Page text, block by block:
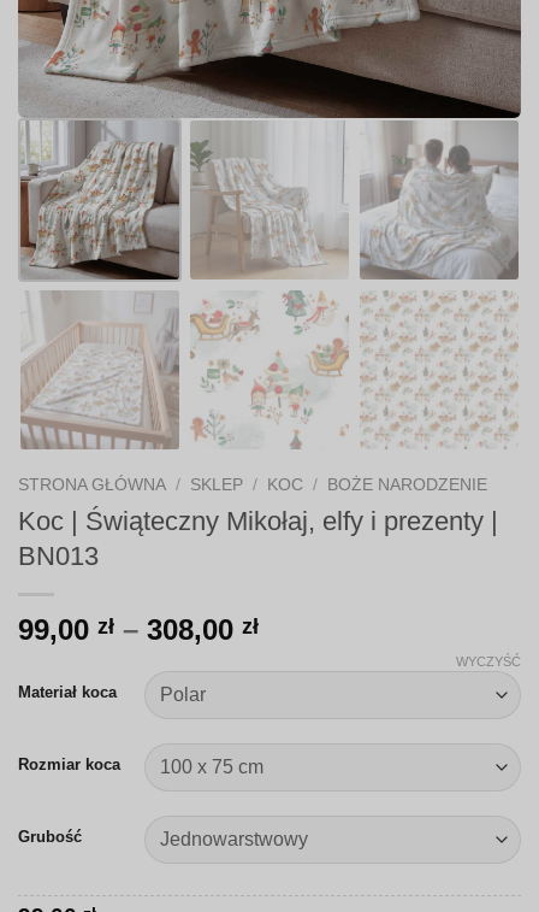
STRONA GŁÓWNA / SKLEP / KOC / BOŻE NARODZENIE
Koc | Świąteczny Mikołaj, elfy i prezenty |
BN013
99,00 zł – 308,00 złZakres
99,00 zł
do
308,00 zł
Materiał koca
Rozmiar koca
Grubość
WYCZYŚĆ